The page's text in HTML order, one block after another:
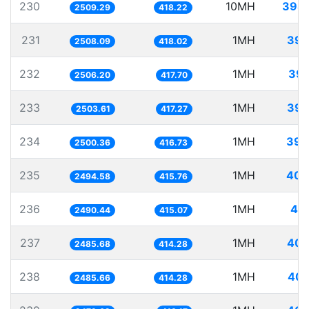
230 2509.29 418.22 10MH
231 2508.09 418.02 1MH
232 2506.20 417.70 1MH
233 2503.61 417.27 1MH
234 2500.36 416.73 1MH
235 2494.58 415.76 1MH
236 2490.44 415.07 1MH
237 2485.68 414.28 1MH
238 2485.66 414.28 1MH